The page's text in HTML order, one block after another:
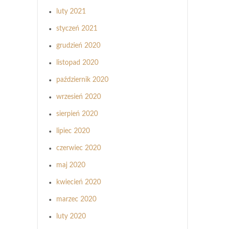
luty 2021
styczeń 2021
grudzień 2020
listopad 2020
październik 2020
wrzesień 2020
sierpień 2020
lipiec 2020
czerwiec 2020
maj 2020
kwiecień 2020
marzec 2020
luty 2020